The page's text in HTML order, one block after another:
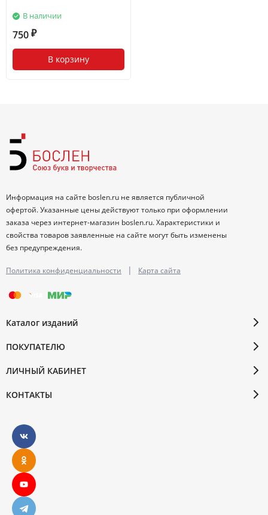
В наличии
750 ₽
В корзину
Информация на сайте boslen.ru не является публичной
офертой. Указанные цены действуют только при оформлении
заказа через интернет-магазин boslen.ru. Характеристики и
свойства товаров заявленные на сайте могут быть изменены
без предупреждения.
Политика конфиденциальности | Карта сайта
Каталог изданий
ПОКУПАТЕЛЮ
ЛИЧНЫЙ КАБИНЕТ
КОНТАКТЫ